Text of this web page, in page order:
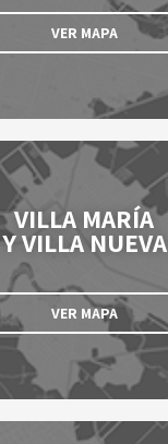
VER MAPA
VILLA MARÍA
Y VILLA NUEVA
VER MAPA